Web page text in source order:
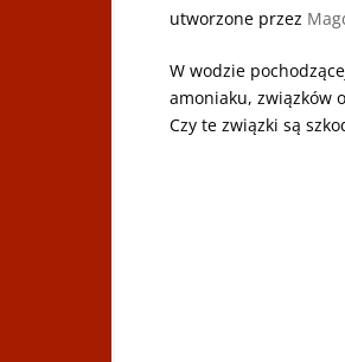
utworzone przez
W wodzie
amoniaku, związków
Czy te związki są